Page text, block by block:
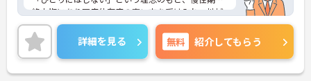
・介護福祉士や初任者研修などの資格や実務経験、
夜勤回数がしっかりと給与に反映されるためモチベ
ーションを維持できます
・年次を問わずリーダーや主任などのマネジメント
職へ昇格する事例も多数あり、腰を据えて長期的な
終末期にあり医療依存度の高い方を受け入れ、地域
医療を支える社会的意義の高い事業を推進していま
す。現場には看護師が24時間常駐しています。急変
時の対応や医療行為は看護師が担当するため、初任
者研修や実務者研修の方も食事介助や入浴介助など
の生活を支えるケアに専念できる環境です。多職種
詳細を見る 無料 紹介してもらう